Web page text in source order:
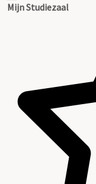
Mijn Studiezaal